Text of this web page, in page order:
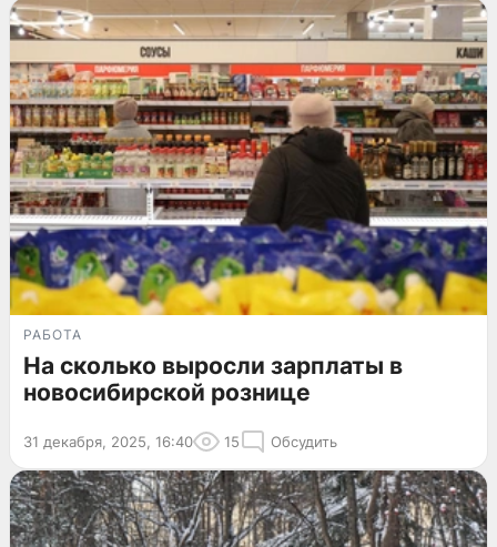
РАБОТА
На сколько выросли зарплаты в
новосибирской рознице
31 декабря, 2025, 16:40 15 Обсудить